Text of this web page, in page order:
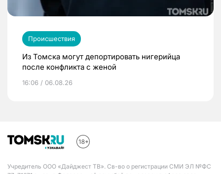
Происшествия
Из Томска могут депортировать нигерийца
после конфликта с женой
16:06 / 06.08.26
Учредитель ООО «Дайджест ТВ». Св-во о регистрации СМИ ЭЛ №ФС